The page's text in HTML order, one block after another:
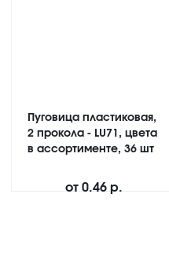
Пуговица пластиковая,
2 прокола - LU71, цвета
в ассортименте, 36 шт
от 0.46 р.